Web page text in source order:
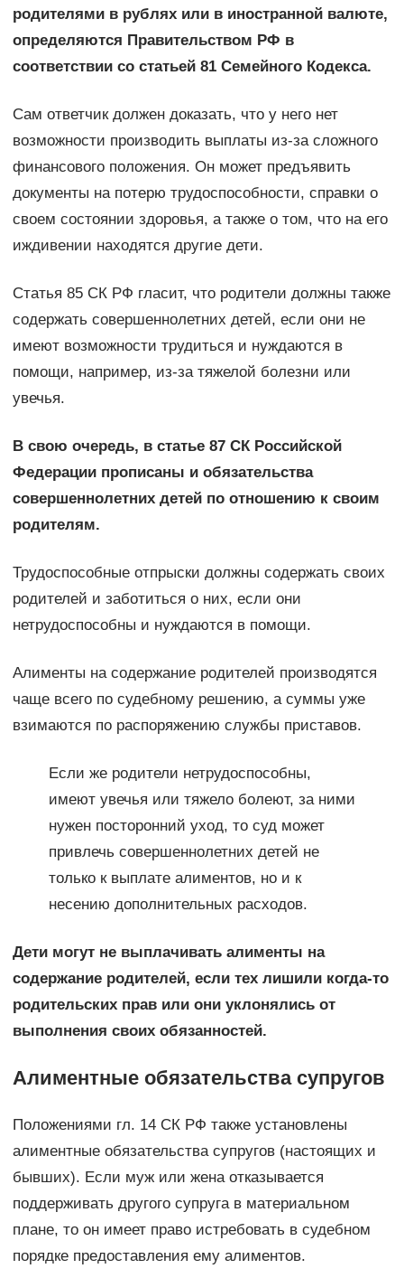
родителями в рублях или в иностранной валюте,
определяются Правительством РФ в
соответствии со статьей 81 Семейного Кодекса.
Сам ответчик должен доказать, что у него нет
возможности производить выплаты из-за сложного
финансового положения. Он может предъявить
документы на потерю трудоспособности, справки о
своем состоянии здоровья, а также о том, что на его
иждивении находятся другие дети.
Статья 85 СК РФ гласит, что родители должны также
содержать совершеннолетних детей, если они не
имеют возможности трудиться и нуждаются в
помощи, например, из-за тяжелой болезни или
увечья.
В свою очередь, в статье 87 СК Российской
Федерации прописаны и обязательства
совершеннолетних детей по отношению к своим
родителям.
Трудоспособные отпрыски должны содержать своих
родителей и заботиться о них, если они
нетрудоспособны и нуждаются в помощи.
Алименты на содержание родителей производятся
чаще всего по судебному решению, а суммы уже
взимаются по распоряжению службы приставов.
Если же родители нетрудоспособны,
имеют увечья или тяжело болеют, за ними
нужен посторонний уход, то суд может
привлечь совершеннолетних детей не
только к выплате алиментов, но и к
несению дополнительных расходов.
Дети могут не выплачивать алименты на
содержание родителей, если тех лишили когда-то
родительских прав или они уклонялись от
выполнения своих обязанностей.
Алиментные обязательства супругов
Положениями гл. 14 СК РФ также установлены
алиментные обязательства супругов (настоящих и
бывших). Если муж или жена отказывается
поддерживать другого супруга в материальном
плане, то он имеет право истребовать в судебном
порядке предоставления ему алиментов.